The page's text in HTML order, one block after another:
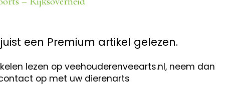
een Premium artikel gelezen.
lezen op veehouderenveearts.nl, neem dan
op met uw dierenarts